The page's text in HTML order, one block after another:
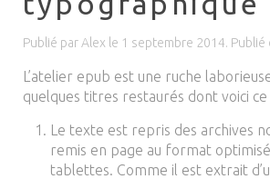
Publié par Alex le 1 septembre 2014. Publié
L’atelier epub est une ruche
quelques titres restaurés dont voici
Le texte est repris des archives
remis en page au format
tablettes. Comme il est extrait